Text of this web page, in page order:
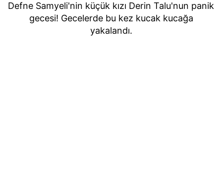
Defne Samyeli'nin küçük kızı Derin Talu'nun panik
gecesi! Gecelerde bu kez kucak kucağa
yakalandı.